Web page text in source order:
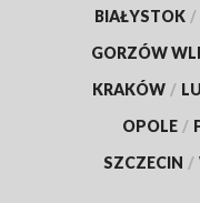
BIAŁYSTOK /
GORZÓW
KRAKÓW /
OPOLE /
SZCZECIN /